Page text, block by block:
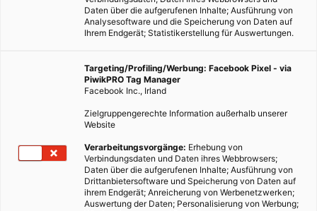
Daten über die aufgerufenen Inhalte; Ausführung von
Analysesoftware und die Speicherung von Daten auf
Ihrem Endgerät; Statistikerstellung für Auswertungen.
Targeting/Profiling/Werbung: Facebook Pixel - via
PiwikPRO Tag Manager
Facebook Inc., Irland
Zielgruppengerechte Information außerhalb unserer
Website
Verarbeitungsvorgänge: Erhebung von
Verbindungsdaten und Daten ihres Webbrowsers;
Daten über die aufgerufenen Inhalte; Ausführung von
Drittanbietersoftware und Speicherung von Daten auf
ihrem Endgerät; Anreicherung von Werbenetzwerken;
Auswertung der Daten; Personalisierung von Werbung;